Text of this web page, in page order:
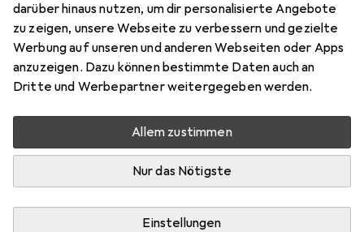
darüber hinaus nutzen, um dir personalisierte Angebote
zu zeigen, unsere Webseite zu verbessern und gezielte
Werbung auf unseren und anderen Webseiten oder Apps
anzuzeigen. Dazu können bestimmte Daten auch an
Dritte und Werbepartner weitergegeben werden.
Allem zustimmen
Nur das Nötigste
Einstellungen
1
Bewertungen Marke
Mehr von Widmann
Mehr als 10 Stück an Lager beim Drittanbieter
Lieferort angeben für genaue Lieferzeit